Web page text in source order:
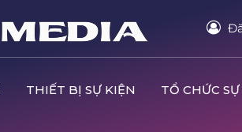
THIẾT BỊ SỰ KIỆN TỔ CHỨC